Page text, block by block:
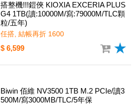
搭整機!!!鎧俠 KIOXIA EXCERIA PLUS
G4 1TB(讀:10000M/寫:79000M/TLC顆
粒/五年)
任搭, 結帳再折 1600
$ 6,599
Biwin 佰維 NV3500 1TB M.2 PCIe/讀3
500M/寫3000MB/TLC/5年保